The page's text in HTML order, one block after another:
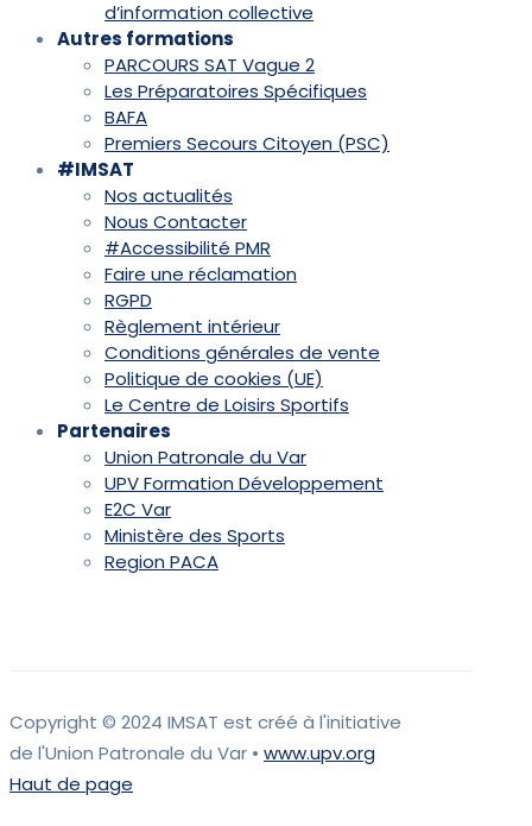
d’information collective
Autres formations
PARCOURS SAT Vague 2
Les Préparatoires Spécifiques
BAFA
Premiers Secours Citoyen (PSC)
#IMSAT
Nos actualités
Nous Contacter
#Accessibilité PMR
Faire une réclamation
RGPD
Règlement intérieur
Conditions générales de vente
Politique de cookies (UE)
Le Centre de Loisirs Sportifs
Partenaires
Union Patronale du Var
UPV Formation Développement
E2C Var
Ministère des Sports
Region PACA
Copyright © 2024 IMSAT est créé à l'initiative
de l'Union Patronale du Var • www.upv.org
Haut de page